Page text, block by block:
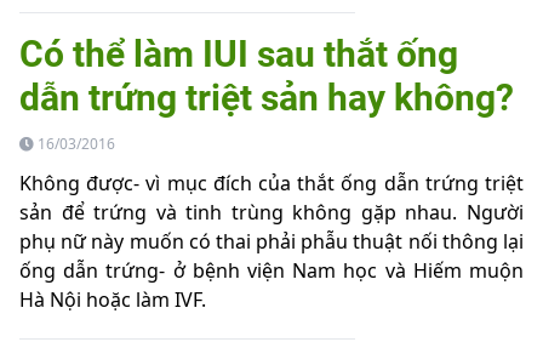
QuânCó thể làm IUI sau thắt ống
dẫn trứng triệt sản hay không?
16/03/2016
Không được- vì mục đích của thắt ống dẫn trứng triệt
sản để trứng và tinh trùng không gặp nhau. Người
phụ nữ này muốn có thai phải phẫu thuật nối thông lại
ống dẫn trứng- ở bệnh viện Nam học và Hiếm muộn
Hà Nội hoặc làm IVF.